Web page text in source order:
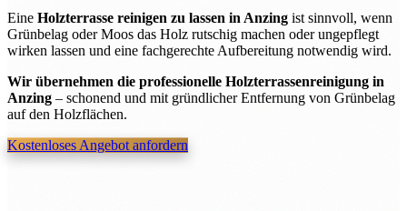
Eine Holzterrasse reinigen zu lassen in Anzing ist sinnvoll, wenn
Grünbelag oder Moos das Holz rutschig machen oder ungepflegt
wirken lassen und eine fachgerechte Aufbereitung notwendig wird.
Wir übernehmen die professionelle Holzterrassenreinigung in
Anzing– schonend und mit gründlicher Entfernung von Grünbelag
auf den Holzflächen.
Kostenloses Angebot anfordern